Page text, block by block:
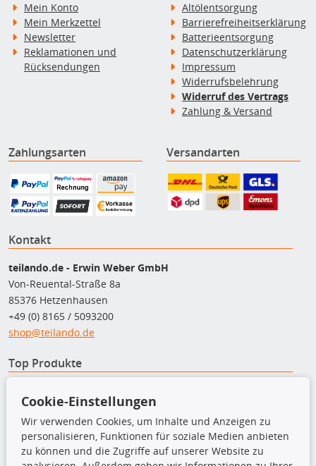
Mein Konto
Mein Merkzettel
Newsletter
Reklamationen und
Rücksendungen
Altölentsorgung
Barrierefreiheitserklärung
Batterieentsorgung
Datenschutzerklärung
Impressum
Widerrufsbelehrung
Widerruf des Vertrags
Zahlung & Versand
Zahlungsarten Versandarten
Kontakt
teilando.de - Erwin Weber GmbH
Von-Reuental-Straße 8a
85376 Hetzenhausen
+49 (0) 8165 / 5093200
shop@teilando.de
Top Produkte
Bremsbeläge
Bremsscheiben
Kupplungssatz
Querlenker
Cookie-Einstellungen
Wir verwenden Cookies, um Inhalte und Anzeigen zu
personalisieren, Funktionen für soziale Medien anbieten
zu können und die Zugriffe auf unserer Website zu